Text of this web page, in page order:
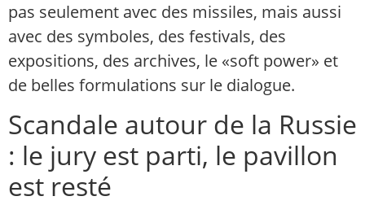
pas seulement avec des missiles, mais aussi
avec des symboles, des festivals, des
expositions, des archives, le «soft power» et
de belles formulations sur le dialogue.
Scandale autour de la Russie
: le jury est parti, le pavillon
est resté